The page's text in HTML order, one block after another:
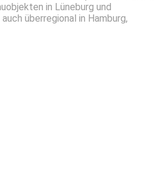
in Lüneburg und
überregional in Hamburg,